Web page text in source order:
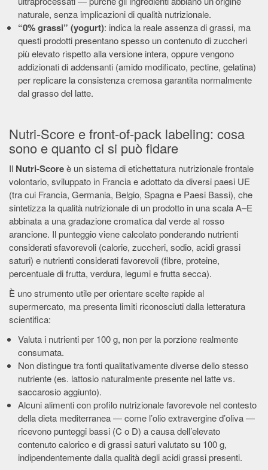
naturale, senza implicazioni di qualità nutrizionale.
“0% grassi” (yogurt): indica la reale assenza di grassi, ma
questi prodotti presentano spesso un contenuto di zuccheri
più elevato rispetto alla versione intera, oppure vengono
addizionati di addensanti (amido modificato, pectine, gelatina)
per replicare la consistenza cremosa garantita normalmente
dal grasso del latte.
Nutri-Score e front-of-pack labeling: cosa
sono e quanto ci si può fidare
Il Nutri-Scoreè un sistema di etichettatura nutrizionale frontale
volontario, sviluppato in Francia e adottato da diversi paesi UE
(tra cui Francia, Germania, Belgio, Spagna e Paesi Bassi), che
sintetizza la qualità nutrizionale di un prodotto in una scala A–E
abbinata a una gradazione cromatica dal verde al rosso
arancione. Il punteggio viene calcolato ponderando nutrienti
considerati sfavorevoli (calorie, zuccheri, sodio, acidi grassi
saturi) e nutrienti considerati favorevoli (fibre, proteine,
percentuale di frutta, verdura, legumi e frutta secca).
È uno strumento utile per orientare scelte rapide al
supermercato, ma presenta limiti riconosciuti dalla letteratura
scientifica:
Valuta i nutrienti per 100 g, non per la porzione realmente
consumata.
Non distingue tra fonti qualitativamente diverse dello stesso
nutriente (es. lattosio naturalmente presente nel latte vs.
saccarosio aggiunto).
Alcuni alimenti con profilo nutrizionale favorevole nel contesto
della dieta mediterranea — come l’olio extravergine d’oliva —
ricevono punteggi bassi (C o D) a causa dell’elevato
contenuto calorico e di grassi saturi valutato su 100 g,
indipendentemente dalla qualità degli acidi grassi presenti.